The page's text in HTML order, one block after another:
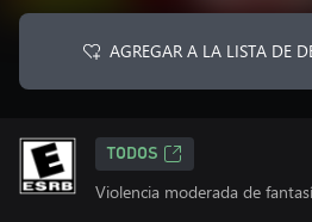
AGREGAR A LA LISTA DE
TODOS
Violencia moderada de